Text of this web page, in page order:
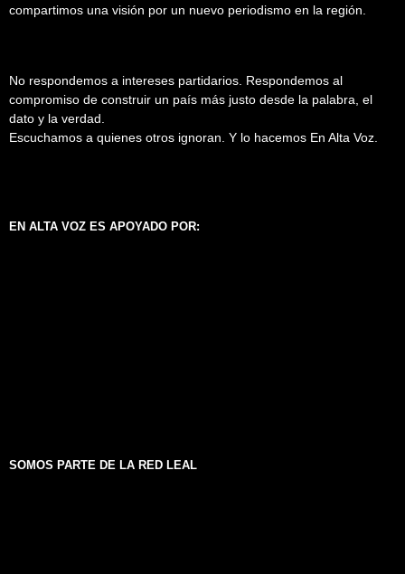
compartimos una visión por un nuevo periodismo en la región.
No respondemos a intereses partidarios. Respondemos al
compromiso de construir un país más justo desde la palabra, el
dato y la verdad.
Escuchamos a quienes otros ignoran. Y lo hacemos En Alta Voz.
EN ALTA VOZ ES APOYADO POR:
SOMOS PARTE DE LA RED LEAL